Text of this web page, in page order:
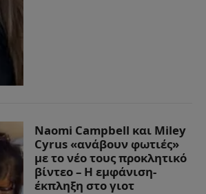
Naomi Campbell και Miley
Cyrus «ανάβουν φωτιές»
με το νέο τους προκλητικό
βίντεο – Η εμφάνιση-
έκπληξη στο γιοτ